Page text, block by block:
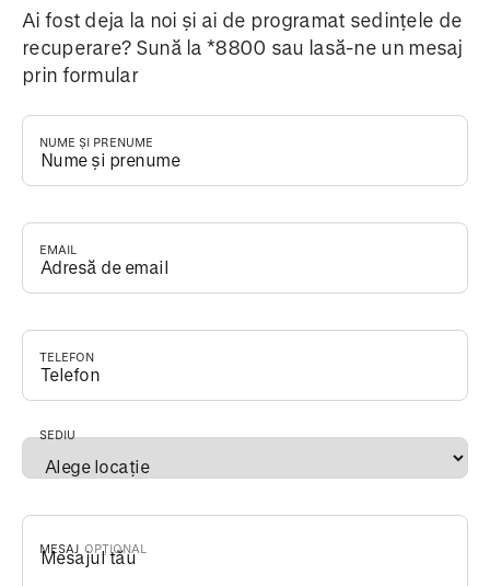
Ai fost deja la noi și ai de programat sedințele de
recuperare? Sună la *8800 sau lasă-ne un mesaj
prin formular
NUME ȘI PRENUME
EMAIL
TELEFON
SEDIU*
MESAJ